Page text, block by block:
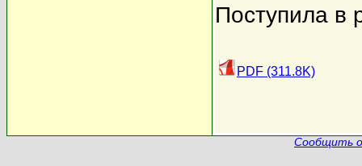
Поступила в
PDF (311.8K)
Сообщить о